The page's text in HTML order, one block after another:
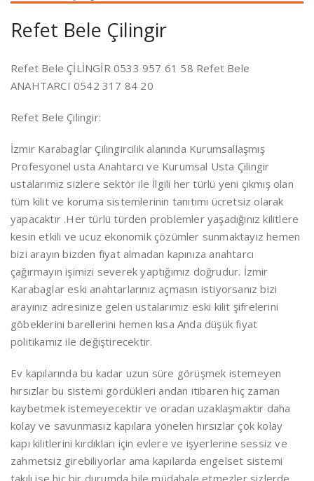
Refet Bele Çilingir
Refet Bele ÇİLİNGİR 0533 957 61 58 Refet Bele
ANAHTARCI 0542 317 84 20
Refet Bele Çilingir:
İzmir Karabaglar Çilingircilik alanında Kurumsallaşmış
Profesyonel usta Anahtarcı ve Kurumsal Usta Çilingir
ustalarımız sizlere sektör ile İlgili her türlü yeni çıkmış olan
tüm kilit ve koruma sistemlerinin tanıtımı ücretsiz olarak
yapacaktır .Her türlü türden problemler yaşadığınız kilitlere
kesin etkili ve ucuz ekonomik çözümler sunmaktayız hemen
bizi arayın bizden fiyat almadan kapınıza anahtarcı
çağırmayın işimizi severek yaptığımız doğrudur. İzmir
Karabaglar eski anahtarlarınız açmasın istiyorsanız bizi
arayınız adresinize gelen ustalarımız eski kilit şifrelerini
göbeklerini barellerini hemen kısa Anda düşük fiyat
politikamız ile değiştirecektir.
Ev kapılarında bu kadar uzun süre görüşmek istemeyen
hırsızlar bu sistemi gördükleri andan itibaren hiç zaman
kaybetmek istemeyecektir ve oradan uzaklaşmaktır daha
kolay ve savunmasız kapılara yönelen hırsızlar çok kolay
kapı kilitlerini kırdıkları için evlere ve işyerlerine sessiz ve
zahmetsiz girebiliyorlar ama kapılarda engelset sistemi
takılı ise hiç bir durumda bile müdahale etmezler sizlerde